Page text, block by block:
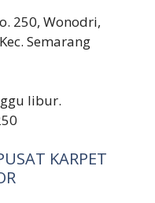
250, Wonodri,
Semarang
libur.
KARPET